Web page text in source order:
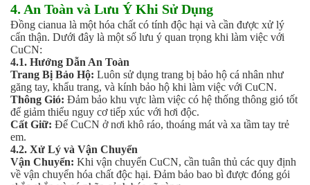
Chống thấm sika
Silicone Dow Corning
Silicone KCC
Silicone Apollo
Silicone Kingbond
Silicone Shinetsu
Keo Silicone
Hóa chất khác
Giới Thiệu
Đối tác
Quy trình sản xuất
4. An Toàn và Lưu Ý Khi Sử Dụng
Đồng cianua là một hóa chất có tính độc hại và cần được xử lý
cẩn thận. Dưới đây là một số lưu ý quan trọng khi làm việc với
CuCN:
4.1. Hướng Dẫn An Toàn
Trang Bị Bảo Hộ: Luôn sử dụng trang bị bảo hộ cá nhân như
găng tay, khẩu trang, và kính bảo hộ khi làm việc với CuCN.
Thông Gió: Đảm bảo khu vực làm việc có hệ thống thông gió tốt
để giảm thiểu nguy cơ tiếp xúc với hơi độc.
Cất Giữ: Để CuCN ở nơi khô ráo, thoáng mát và xa tầm tay trẻ
em.
4.2. Xử Lý và Vận Chuyển
Vận Chuyển: Khi vận chuyển CuCN, cần tuân thủ các quy định
về vận chuyển hóa chất độc hại. Đảm bảo bao bì được đóng gói